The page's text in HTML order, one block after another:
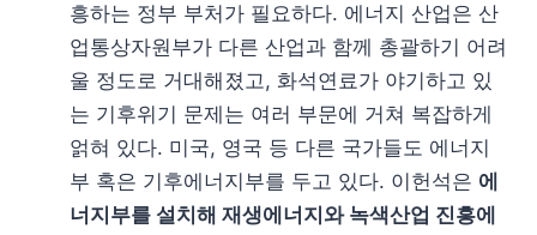
흥하는 정부 부처가 필요하다. 에너지 산업은 산
업통상자원부가 다른 산업과 함께 총괄하기 어려
울 정도로 거대해졌고, 화석연료가 야기하고 있
는 기후위기 문제는 여러 부문에 거쳐 복잡하게
얽혀 있다. 미국, 영국 등 다른 국가들도 에너지
부 혹은 기후에너지부를 두고 있다. 이헌석은 에
너지부를 설치해 재생에너지와 녹색산업 진흥에